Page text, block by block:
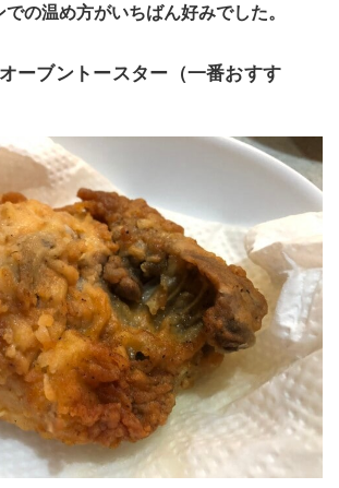
の温め方がいちばん好みでした。
ーブントースター（一番おすす